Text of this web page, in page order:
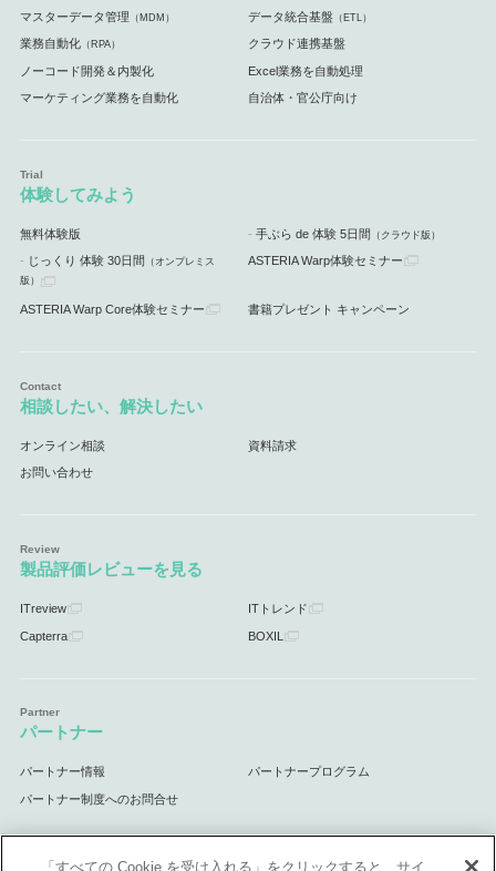
マスターデータ管理 （MDM） データ統合基盤 （ETL）
業務自動化（RPA） クラウド連携基盤
ノーコード開発＆内製化 Excel業務を自動処理
マーケティング業務を自動化 自治体・官公庁向け
体験してみよう
無料体験版 手ぶら de 体験 5日間 （クラウド版）
じっくり 体験 30日間 （オンプレミス
版）
ASTERIA Warp体験セミナー
ASTERIA Warp Core体験セミナー 書籍プレゼント キャンペーン
相談したい、解決したい
オンライン相談 資料請求
お問い合わせ
製品評価レビューを見る
ITreview ITトレンド
Capterra BOXIL
パートナー
パートナー情報 パートナープログラム
パートナー制度へのお問合せ
「すべての Cookie を受け入れる」をクリックすると、サイ